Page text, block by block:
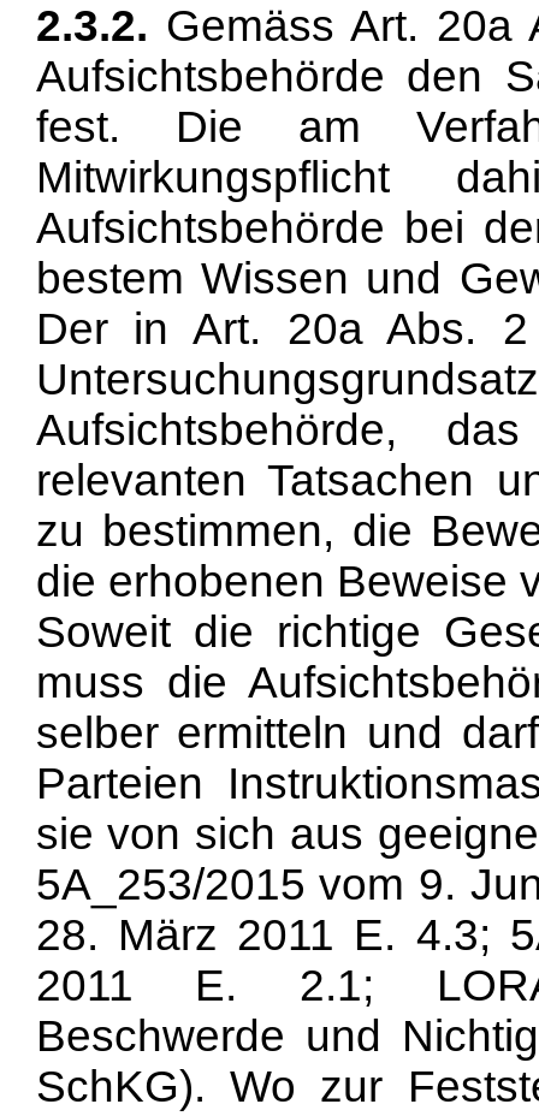
2.3.2. Gemäss Art. 20a
Aufsichtsbehörde den
fest. Die am
Mitwirkungspflicht
Aufsichtsbehörde bei
bestem Wissen und
Der in Art. 20a Abs. 2
Aufsichtsbehörde,
relevanten Tatsachen
zu bestimmen, die
die erhobenen Beweise
Soweit die richtige
muss die
selber ermitteln und
Parteien
sie von sich aus
5A_253/2015 vom 9.
28. März 2011 E. 4.3;
2011 E. 2.1;
Beschwerde und
SchKG). Wo zur